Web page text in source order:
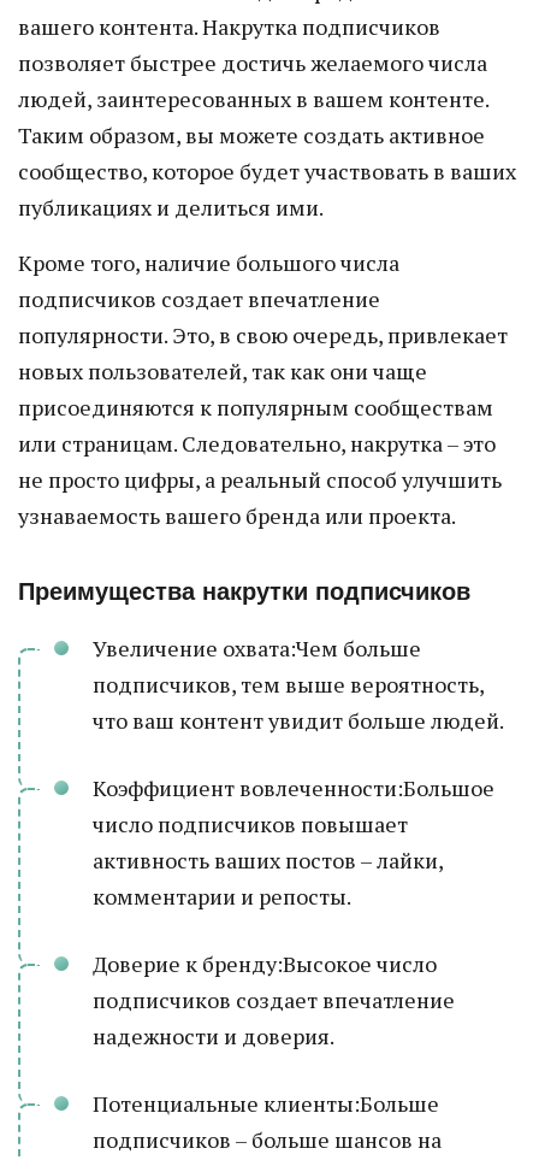
вашего контента. Накрутка подписчиков
позволяет быстрее достичь желаемого числа
людей, заинтересованных в вашем контенте.
Таким образом, вы можете создать активное
сообщество, которое будет участвовать в ваших
публикациях и делиться ими.
Кроме того, наличие большого числа
подписчиков создает впечатление
популярности. Это, в свою очередь, привлекает
новых пользователей, так как они чаще
присоединяются к популярным сообществам
или страницам. Следовательно, накрутка – это
не просто цифры, а реальный способ улучшить
узнаваемость вашего бренда или проекта.
Преимущества накрутки подписчиков
Увеличение охвата:Чем больше
подписчиков, тем выше вероятность,
что ваш контент увидит больше людей.
Коэффициент вовлеченности:Большое
число подписчиков повышает
активность ваших постов – лайки,
комментарии и репосты.
Доверие к бренду:Высокое число
подписчиков создает впечатление
надежности и доверия.
Потенциальные клиенты:Больше
подписчиков – больше шансов на